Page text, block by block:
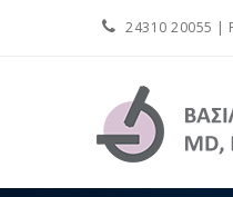
24310 20055 |